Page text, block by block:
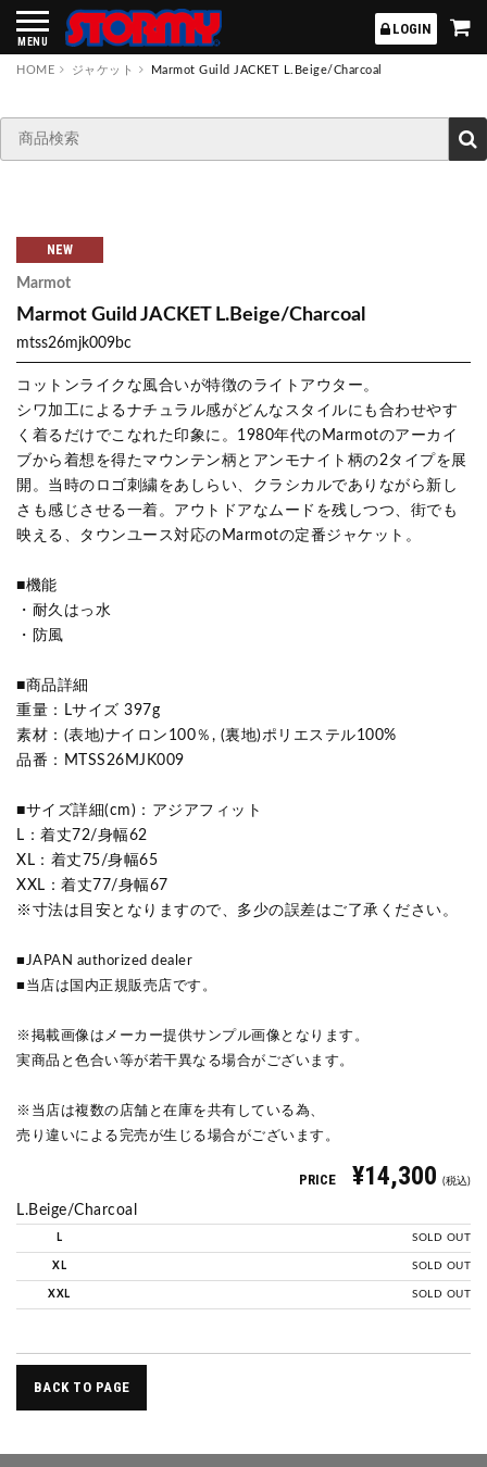
MENU
LOGIN
HOME ジャケット Marmot Guild JACKET L.Beige/Charcoal
NEW
Marmot
Marmot Guild JACKET L.Beige/Charcoal
mtss26mjk009bc
コットンライクな風合いが特徴のライトアウター。
シワ加工によるナチュラル感がどんなスタイルにも合わせやす
く着るだけでこなれた印象に。1980年代のMarmotのアーカイ
ブから着想を得たマウンテン柄とアンモナイト柄の2タイプを展
開。当時のロゴ刺繍をあしらい、クラシカルでありながら新し
さも感じさせる一着。アウトドアなムードを残しつつ、街でも
映える、タウンユース対応のMarmotの定番ジャケット。
■機能
・耐久はっ水
・防風
■商品詳細
重量：Lサイズ 397g
素材：(表地)ナイロン100％, (裏地)ポリエステル100%
品番：MTSS26MJK009
■サイズ詳細(cm)：アジアフィット
L：着丈72/身幅62
XL：着丈75/身幅65
XXL：着丈77/身幅67
※寸法は目安となりますので、多少の誤差はご了承ください。
■JAPAN authorized dealer
■当店は国内正規販売店です。
※掲載画像はメーカー提供サンプル画像となります。
実商品と色合い等が若干異なる場合がございます。
※当店は複数の店舗と在庫を共有している為、
売り違いによる完売が生じる場合がございます。
PRICE ¥14,300 (税込)
L.Beige/Charcoal
L SOLD OUT
XL SOLD OUT
XXL SOLD OUT
BACK TO PAGE